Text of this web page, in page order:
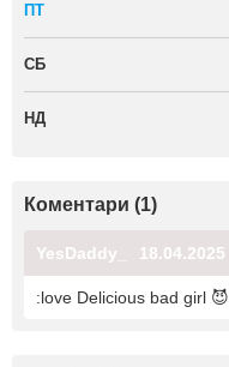
ПТ
СБ
НД
Коментари (1)
YesDaddy_ 18.04.2025
:love Delicious bad girl 😈